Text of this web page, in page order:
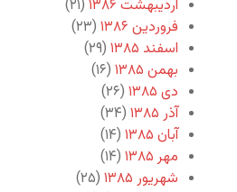
اردیبهشت ۱۳۸۶
(۲۱)
فروردین ۱۳۸۶
(۲۳)
اسفند ۱۳۸۵
(۲۹)
بهمن ۱۳۸۵
(۱۶)
دی ۱۳۸۵
(۲۶)
آذر ۱۳۸۵
(۳۴)
آبان ۱۳۸۵
(۱۴)
مهر ۱۳۸۵
(۱۴)
شهریور ۱۳۸۵
(۲۵)